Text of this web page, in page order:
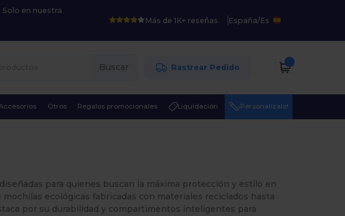
en nuestra
Más de 1K+ reseñas. España/Es
Buscar Rastrear Pedido
Otros Regalos promocionales Liquidación ¡Personalízalo!
para quienes buscan la máxima protección y estilo en
ecológicas fabricadas con materiales reciclados hasta
por su durabilidad y compartimentos inteligentes para